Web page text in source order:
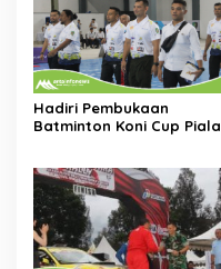
Hadiri Pembukaan
Batminton Koni Cup Piala
Bertanding dan Jaga
Sportivitas